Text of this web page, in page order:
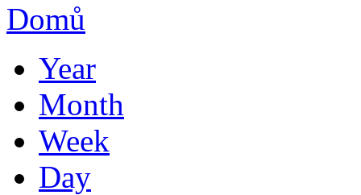
Domů
Year
Month
Week
Day